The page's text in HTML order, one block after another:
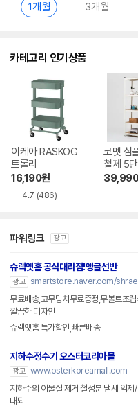
1개월 3개월
카테고리 인기상품
이케아 RASKOG
트롤리
16,190원
4.7 (486)
코멧 심
철제 5
900
39,990
파워링크 광고
슈랙엣홈 공식대리점!앵글선반
광고 smartstore.naver.com/
무료배송,고무망치무료증정,무볼트조
깔끔한 디자인
슈랙엣홈 특가할인,빠른배송
지하수정수기 오스터코리아몰
광고 www.osterkoreamall.com
지하수의 이물질 제거 철성분 냄새 억제/ 연수필터로
대되